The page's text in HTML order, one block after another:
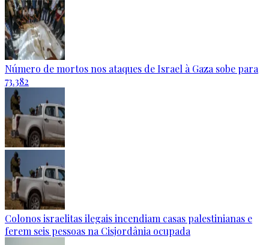
Número de mortos nos ataques de Israel à Gaza sobe para
73.382
Colonos israelitas ilegais incendiam casas palestinianas e
ferem seis pessoas na Cisjordânia ocupada